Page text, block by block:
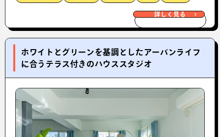
詳しく見る
ホワイトとグリーンを基調としたアーバンライフ
に合うテラス付きのハウススタジオ